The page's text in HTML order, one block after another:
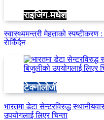
राइजिंग-मधेश
स्वास्थ्यमन्त्री मेहताको स्पष्टीकरण
रोकिँदैन
टेक्नोलोजी
भारतमा डेटा सेन्टरविरुद्ध
उपयोगलाई लिएर चिन्ता